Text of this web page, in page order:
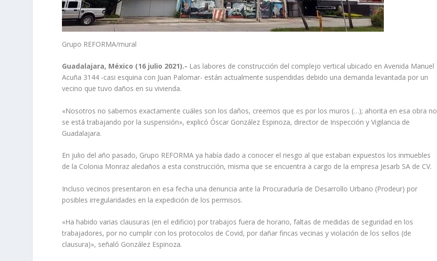
Grupo REFORMA/mural
Guadalajara, México (16 julio 2021).- Las labores de construcción del complejo vertical ubicado en Avenida Manuel
Acuña 3144 -casi esquina con Juan Palomar- están actualmente suspendidas debido una demanda levantada por un
vecino que tuvo daños en su vivienda.
«Nosotros no sabemos exactamente cuáles son los daños, creemos que es por los muros (…); ahorita en esa obra no
se está trabajando por la suspensión», explicó Óscar González Espinoza, director de Inspección y Vigilancia de
Guadalajara.
En julio del año pasado, Grupo REFORMA ya había dado a conocer el riesgo al que estaban expuestos los inmuebles
de la Colonia Monraz aledaños a esta construcción, misma que se encuentra a cargo de la empresa Jesarb SA de CV.
Incluso vecinos presentaron en esa fecha una denuncia ante la Procuraduría de Desarrollo Urbano (Prodeur) por
posibles irregularidades en la expedición de los permisos.
«Ha habido varias clausuras (en el edificio) por trabajos fuera de horario, faltas de medidas de seguridad en los
trabajadores, por no cumplir con los protocolos de Covid, por dañar fincas vecinas y violación de los sellos (de
clausura)», señaló González Espinoza.